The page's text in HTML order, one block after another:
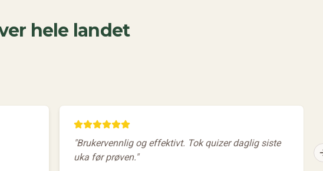
hele landet
"Brukervennlig og effektivt. Tok quizer daglig siste
uka før prøven."